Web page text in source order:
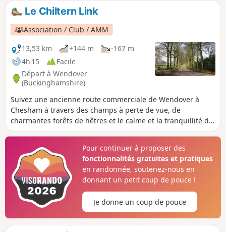
Le Chiltern Link
Association / Club / AMM
13,53 km
+144 m
-167 m
4h 15
Facile
Départ à Wendover
(Buckinghamshire)
Suivez une ancienne route commerciale de Wendover à
Chesham à travers des champs à perte de vue, de
charmantes forêts de hêtres et le calme et la tranquillité de
la campagne typique des Chilterns. Le « Chiltern Link » est
Donate-a-Gate » de la Chiltern Society, vous pouvez profiter
de votre promenade sans avoir à enjamber d’échaliers.
Pour continuer à proposer des
fonctionnalités gratuites et pratiques
en randonnée, soutenez-nous en
donnant un petit coup de pouce !
Je donne un coup de pouce